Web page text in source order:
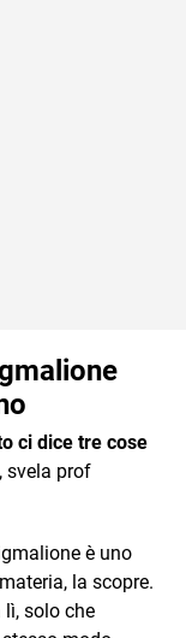
ci dice tre cose
svela prof
è uno
la scopre.
lì, solo che